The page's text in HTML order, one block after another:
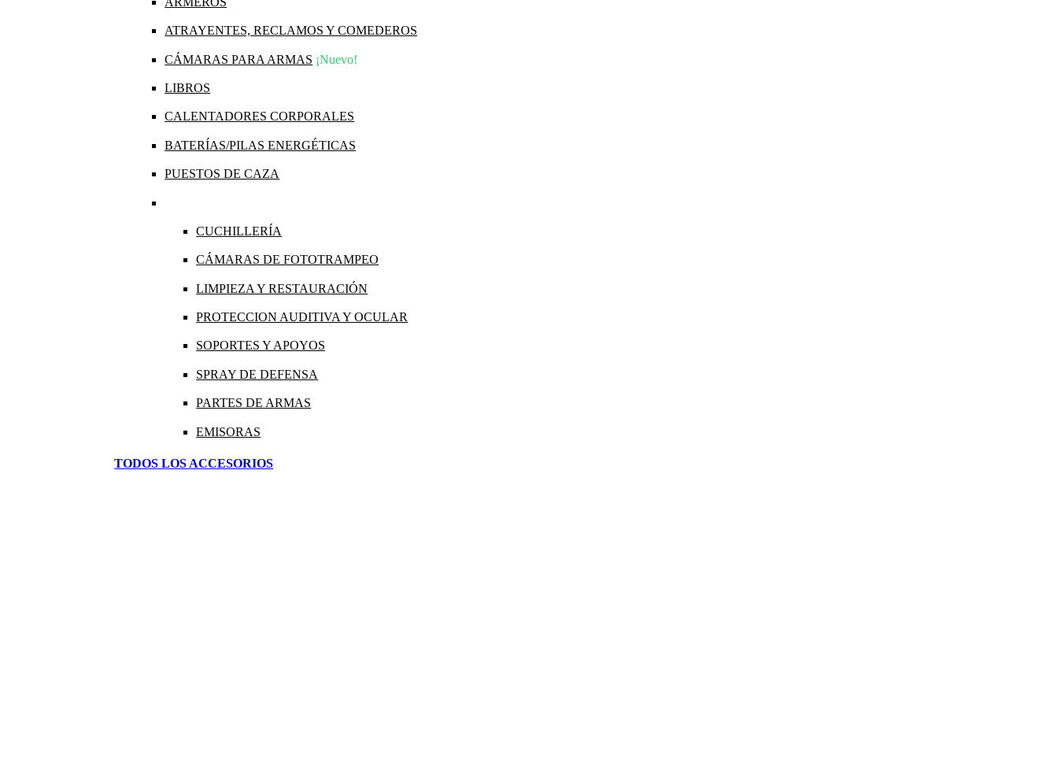
ATRAYENTES, RECLAMOS Y COMEDEROS
CÁMARAS PARA ARMAS ¡Nuevo!
LIBROS
CALENTADORES CORPORALES
BATERÍAS/PILAS ENERGÉTICAS
PUESTOS DE CAZA
CUCHILLERÍA
CÁMARAS DE FOTOTRAMPEO
LIMPIEZA Y RESTAURACIÓN
PROTECCION AUDITIVA Y OCULAR
SOPORTES Y APOYOS
SPRAY DE DEFENSA
PARTES DE ARMAS
EMISORAS
TODOS LOS ACCESORIOS